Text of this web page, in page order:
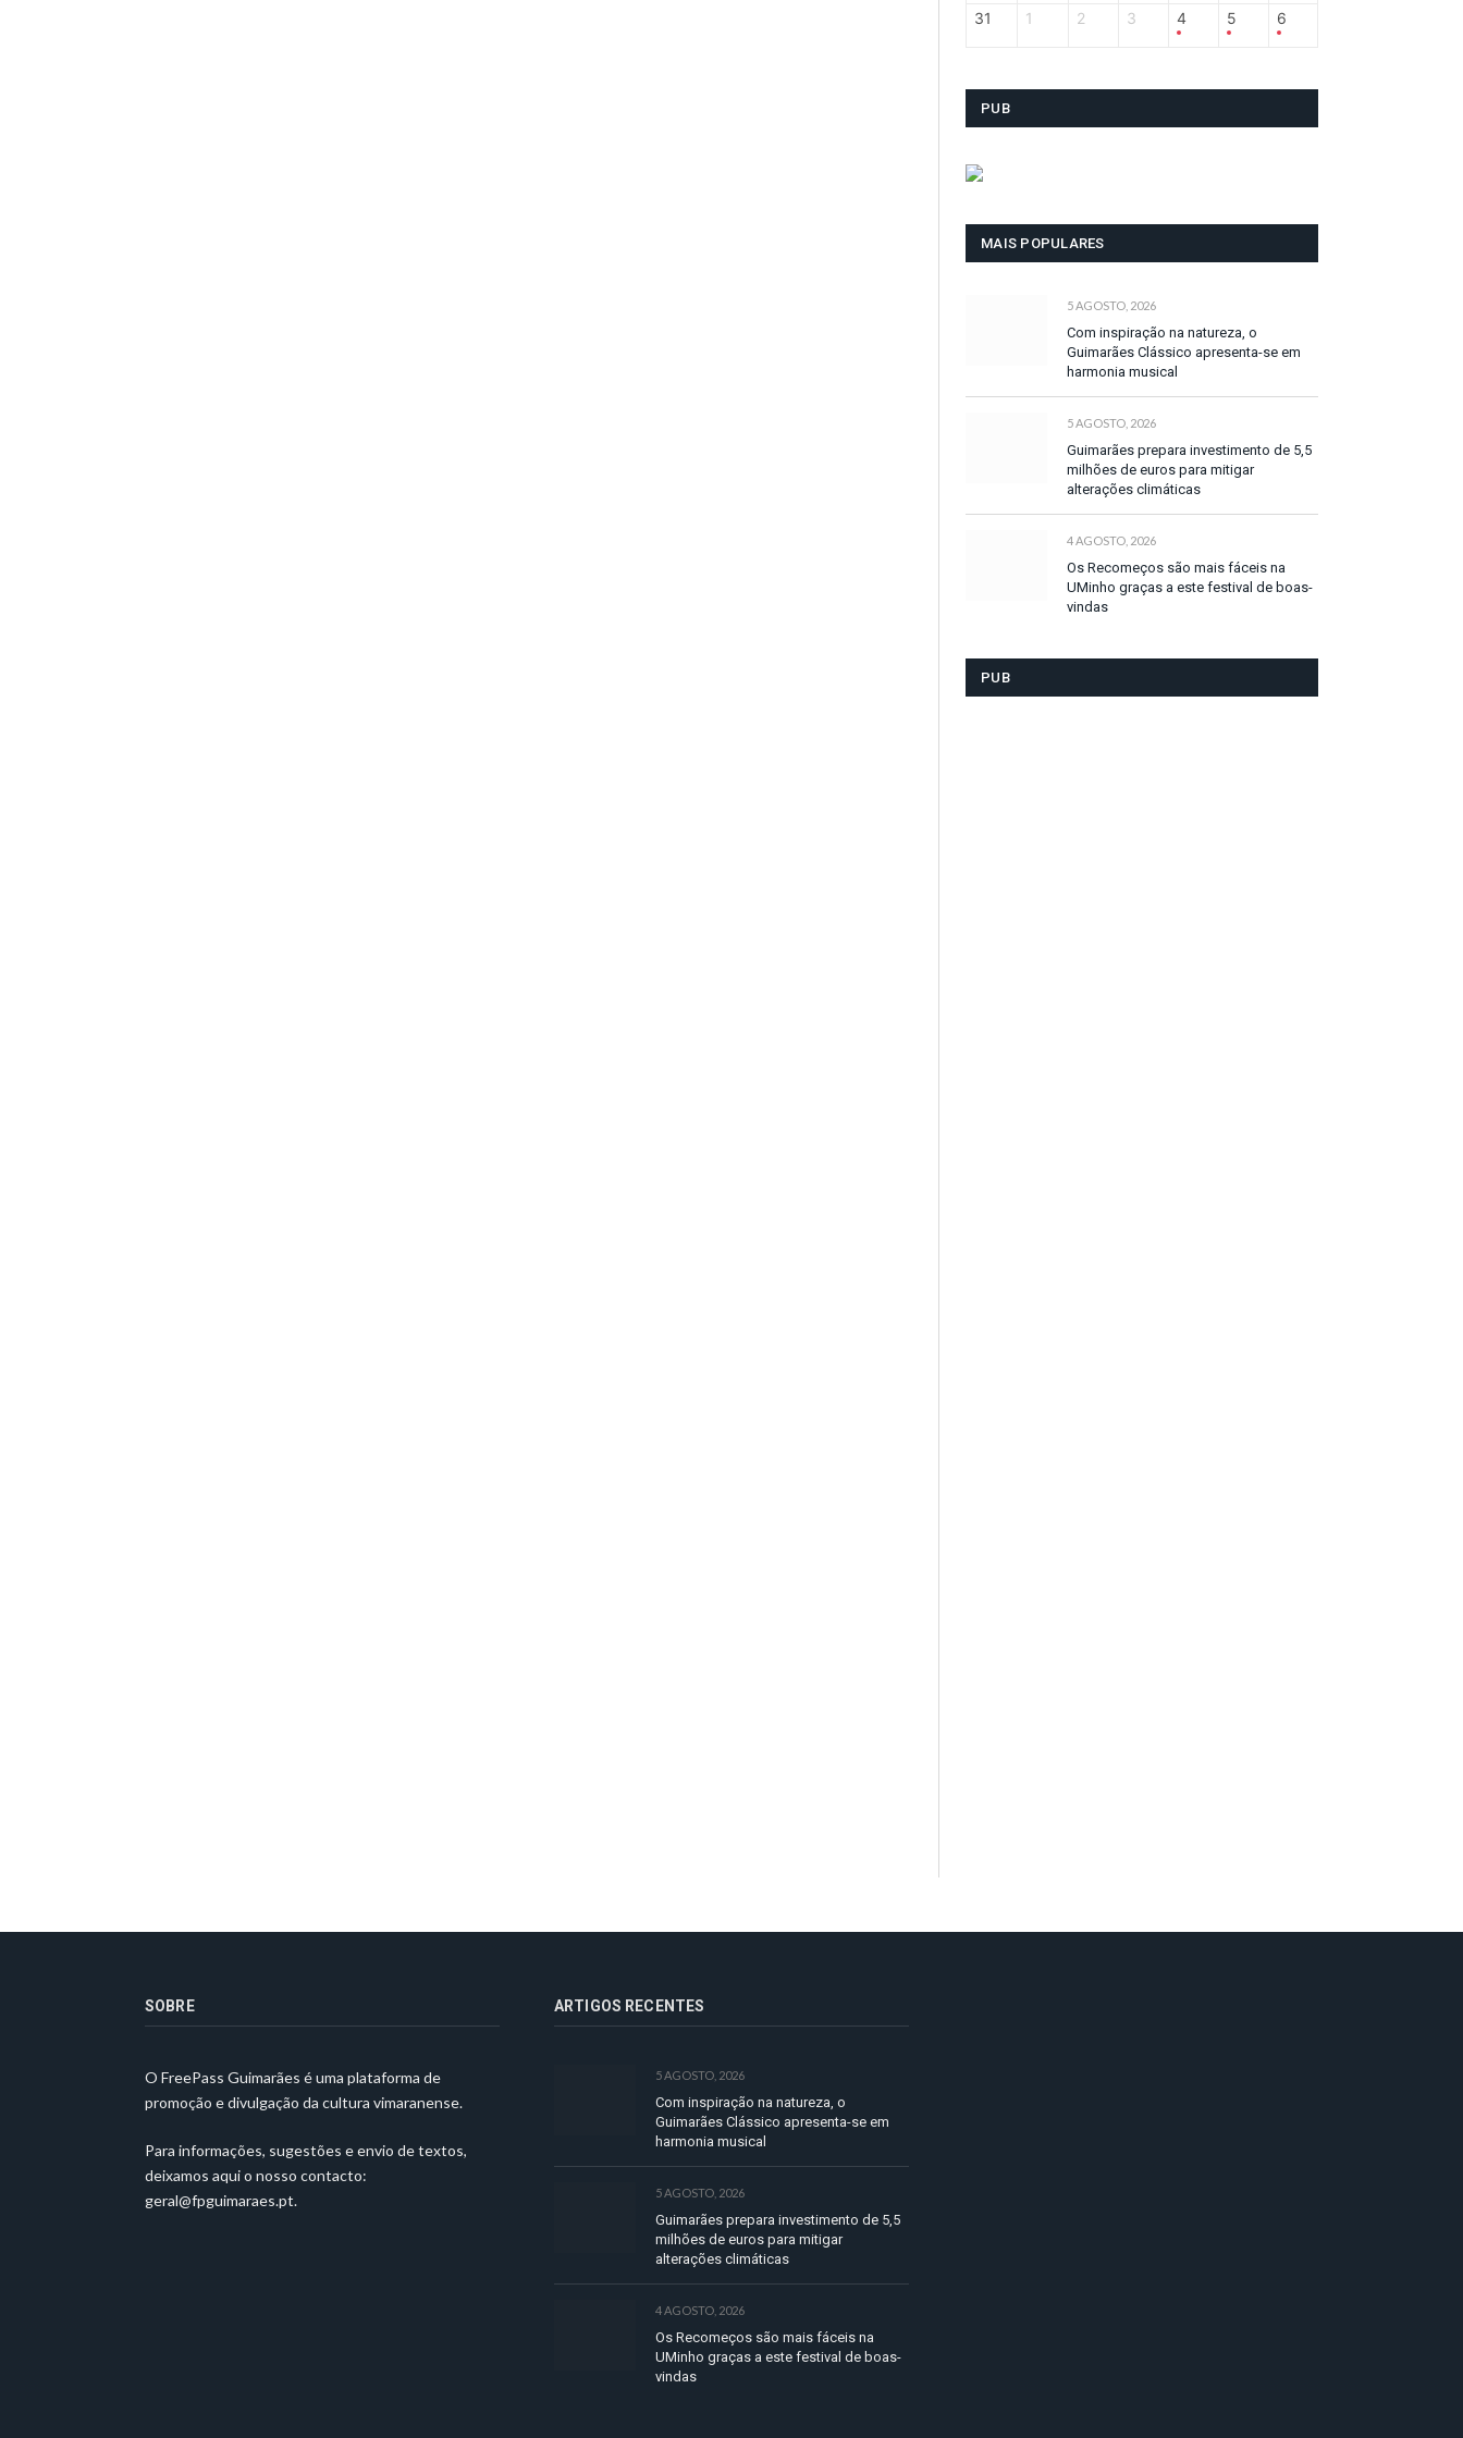
31 1 2 3 4 5 6
PUB
MAIS POPULARES
5 AGOSTO, 2026
Com inspiração na natureza, o
Guimarães Clássico apresenta-se em
harmonia musical
5 AGOSTO, 2026
Guimarães prepara investimento de 5,5
milhões de euros para mitigar
alterações climáticas
4 AGOSTO, 2026
Os Recomeços são mais fáceis na
UMinho graças a este festival de boas-
vindas
PUB
SOBRE
O FreePass Guimarães é uma plataforma de
promoção e divulgação da cultura vimaranense.
Para informações, sugestões e envio de textos,
deixamos aqui o nosso contacto:
geral@fpguimaraes.pt.
ARTIGOS RECENTES
5 AGOSTO, 2026
Com inspiração na natureza, o
Guimarães Clássico apresenta-se em
harmonia musical
5 AGOSTO, 2026
Guimarães prepara investimento de 5,5
milhões de euros para mitigar
alterações climáticas
4 AGOSTO, 2026
Os Recomeços são mais fáceis na
UMinho graças a este festival de boas-
vindas